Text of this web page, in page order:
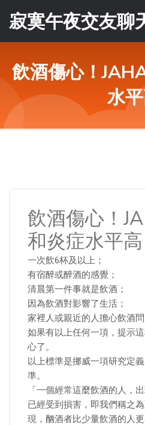
寂寞午夜交友聊
飲酒傷心！
水
飲酒傷心！
和炎症水平高
一次飲6杯及以上；
有宿醉或醉酒的感覺；
清晨第一件事就是飲酒；
因為飲酒對影響了生活；
家裡人或親近的人擔心飲酒問
如果有以上任何一項，提示
心了。
以上標準是挪威一項研究定
準。
「一個經常這麼飲酒的人，
已經受到損害，即我們稱之
現，酗酒者比少量飲酒的人